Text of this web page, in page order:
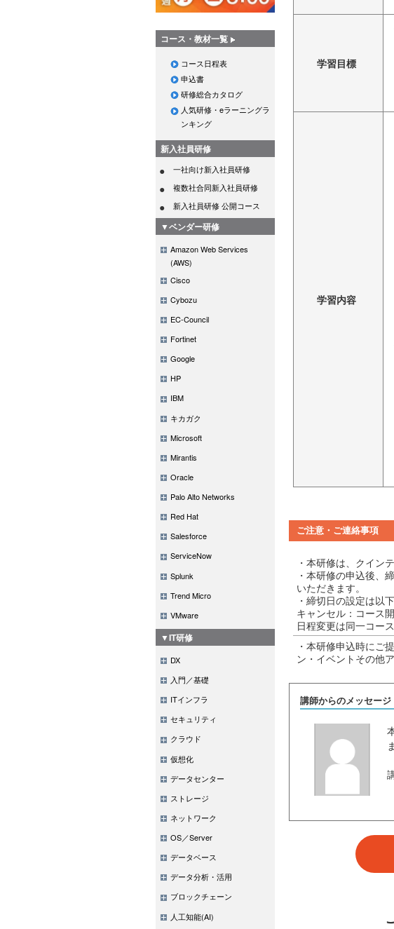
コース・教材一覧
コース日程表
申込書
研修総合カタログ
人気研修・eラーニングラ
ンキング
新入社員研修
一社向け新入社員研修
複数社合同新入社員研修
新入社員研修 公開コース
▼ベンダー研修
Amazon Web Services
(AWS)
Cisco
Cybozu
EC-Council
Fortinet
Google
HP
IBM
キカガク
Microsoft
Mirantis
Oracle
Palo Alto Networks
Red Hat
Salesforce
ServiceNow
Splunk
Trend Micro
VMware
▼IT研修
DX
入門／基礎
ITインフラ
セキュリティ
クラウド
仮想化
データセンター
ストレージ
ネットワーク
OS／Server
データベース
データ分析・活用
ブロックチェーン
人工知能(AI)
学習目標
学習内容
ご注意・ご連絡事項
・本研修は、クイン
・本研修の申込後、
いただきます。
・締切日の設定は以
キャンセル：コース
日程変更は同一コー
・本研修申込時にご
ン・イベントその他
講師からのメッセージ